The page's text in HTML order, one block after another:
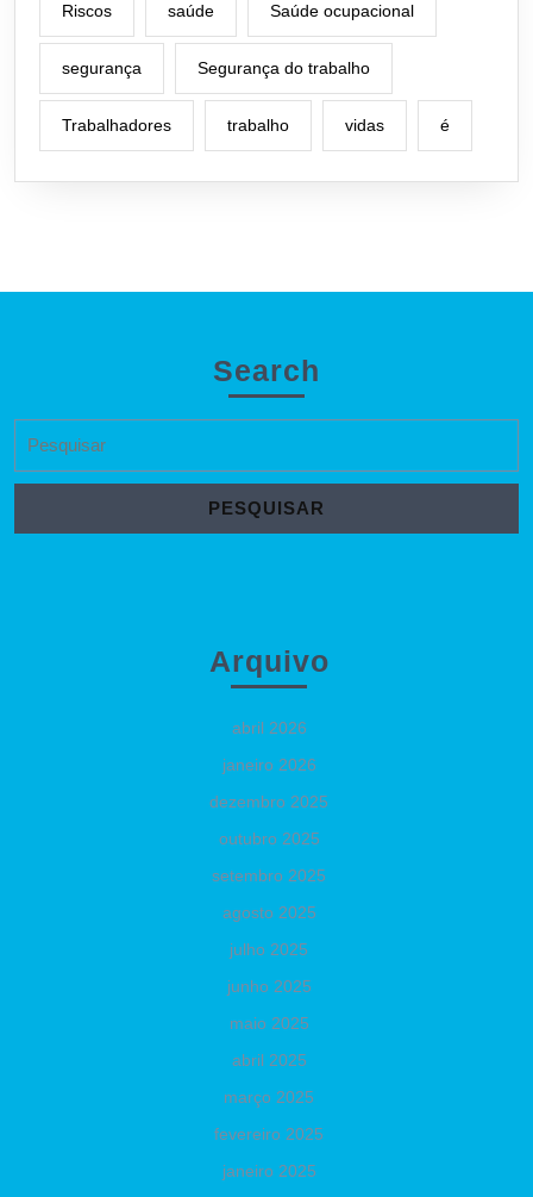
Riscos saúde Saúde ocupacional
segurança Segurança do trabalho
Trabalhadores trabalho vidas é
Search
for:
Arquivo
abril 2026
janeiro 2026
dezembro 2025
outubro 2025
setembro 2025
agosto 2025
julho 2025
junho 2025
maio 2025
abril 2025
março 2025
fevereiro 2025
janeiro 2025